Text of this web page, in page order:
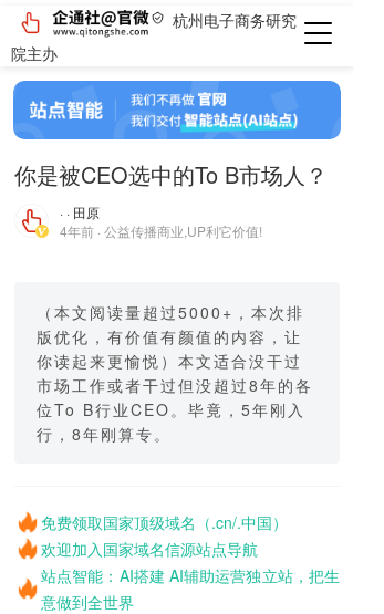
杭州电子商务研究
院主办
你是被​CEO选中的To B市场人？
· · 田原
4年前 · 公益传播商业,UP利它价值!
（本文阅读量超过5000+，本次排
版优化，有价值有颜值的内容，让
你读起来更愉悦）本文适合没干过
市场工作或者干过但没超过8年的各
位To B行业CEO。毕竟，5年刚入
行，8年刚算专。
免费领取国家顶级域名（.cn/.中国）
欢迎加入国家域名信源站点导航
站点智能：AI搭建 AI辅助运营独立站，把生
意做到全世界